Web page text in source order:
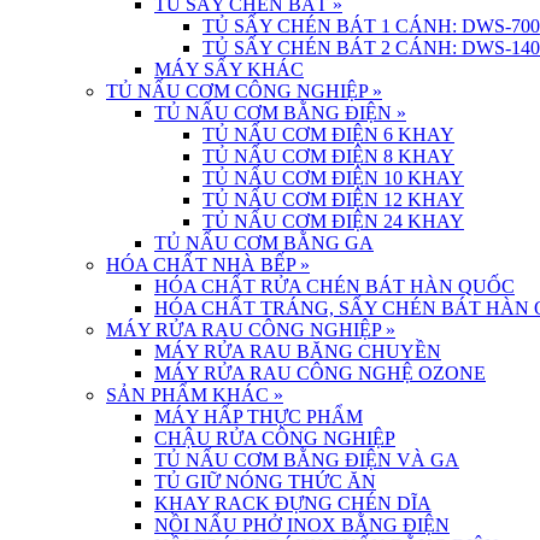
TỦ SẤY CHÉN BÁT »
TỦ SẤY CHÉN BÁT 1 CÁNH: DWS-700
TỦ SẤY CHÉN BÁT 2 CÁNH: DWS-
MÁY SẤY KHÁC
TỦ NẤU CƠM CÔNG NGHIỆP »
TỦ NẤU CƠM BẰNG ĐIỆN »
TỦ NẤU CƠM ĐIỆN 6 KHAY
TỦ NẤU CƠM ĐIỆN 8 KHAY
TỦ NẤU CƠM ĐIỆN 10 KHAY
TỦ NẤU CƠM ĐIỆN 12 KHAY
TỦ NẤU CƠM ĐIỆN 24 KHAY
TỦ NẤU CƠM BẰNG GA
HÓA CHẤT NHÀ BẾP »
HÓA CHẤT RỬA CHÉN BÁT HÀN QUỐC
HÓA CHẤT TRÁNG, SẤY CHÉN BÁT HÀN
MÁY RỬA RAU CÔNG NGHIỆP »
MÁY RỬA RAU BĂNG CHUYỀN
MÁY RỬA RAU CÔNG NGHỆ OZONE
SẢN PHẨM KHÁC »
MÁY HẤP THỰC PHẨM
CHẬU RỬA CÔNG NGHIỆP
TỦ NẤU CƠM BẰNG ĐIỆN VÀ GA
TỦ GIỮ NÓNG THỨC ĂN
KHAY RACK ĐỰNG CHÉN DĨA
NỒI NẤU PHỞ INOX BẰNG ĐIỆN